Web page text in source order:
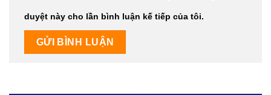
duyệt này cho lần bình luận kế tiếp của tôi.